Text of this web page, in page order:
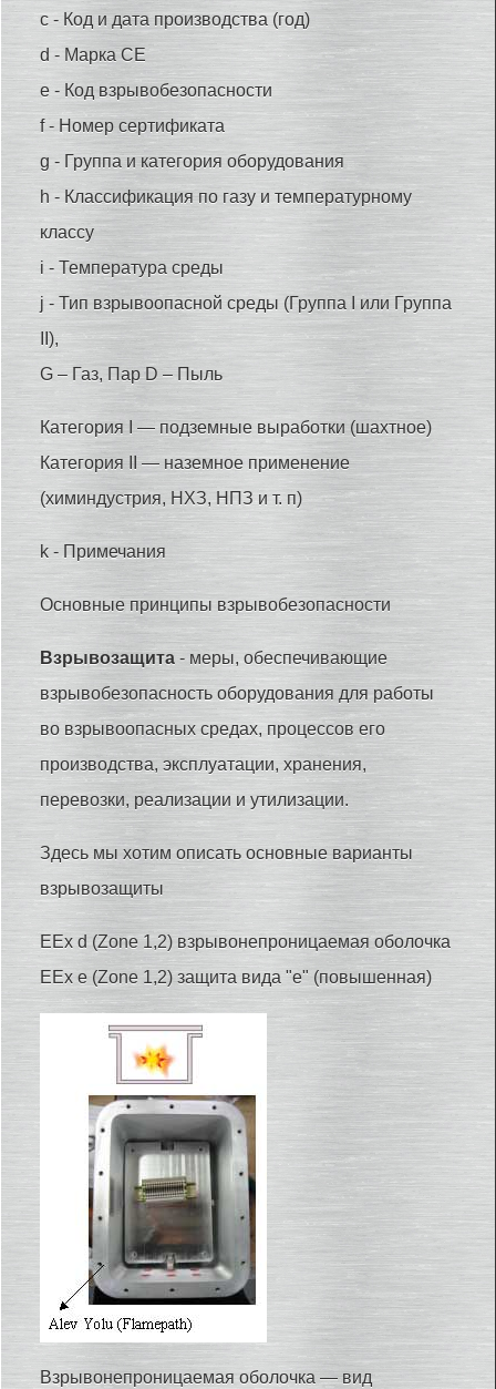
c - Код и дата производства (год)
d - Марка CE
e - Код взрывобезопасности
f - Номер сертификата
g - Группа и категория оборудования
h - Классификация по газу и температурному
классу
i - Температура среды
j - Тип взрывоопасной среды (Группа I или Группа
II),
G – Газ, Пар D – Пыль
Категория I — подземные выработки (шахтное)
Категория II — наземное применение
(химиндустрия, НХЗ, НПЗ и т. п)
k - Примечания
Основные принципы взрывобезопасности
Взрывозащита - меры, обеспечивающие
взрывобезопасность оборудования для работы
во взрывоопасных средах, процессов его
производства, эксплуатации, хранения,
перевозки, реализации и утилизации.
Здесь мы хотим описать основные варианты
взрывозащиты
EEx d (Zone 1,2) взрывонепроницаемая оболочка
EEx e (Zone 1,2) защита вида "е" (повышенная)
Взрывонепроницаемая оболочка — вид